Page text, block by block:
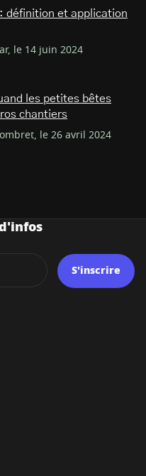
définition et application
le 14 juin 2024
les petites bêtes
chantiers
le 26 avril 2024
S'inscrire